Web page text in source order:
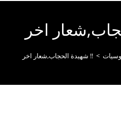
اخر
> !! شهيدة الحجاب,شعار اخر